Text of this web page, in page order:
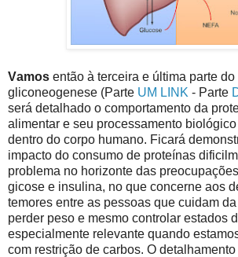
Vamos então à terceira e última parte
gliconeogenese (Parte UM LINK - Parte
será detalhado o comportamento da
alimentar e seu processamento
dentro do corpo humano. Ficará
impacto do consumo de proteínas
problema no horizonte das
gicose e insulina, no que concerne aos
temores entre as pessoas que cuidam
perder peso e mesmo controlar estados
especialmente relevante quando
com restrição de carbos. O